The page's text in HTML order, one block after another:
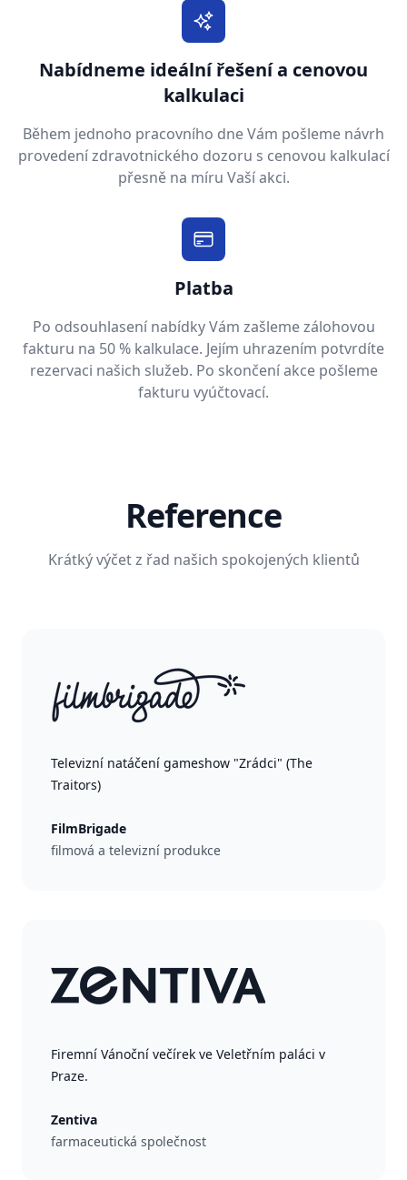
Nabídneme ideální řešení a cenovou
kalkulaci
Během jednoho pracovního dne Vám pošleme návrh
provedení zdravotnického dozoru s cenovou kalkulací
přesně na míru Vaší akci.
Platba
Po odsouhlasení nabídky Vám zašleme zálohovou
fakturu na 50 % kalkulace. Jejím uhrazením potvrdíte
rezervaci našich služeb. Po skončení akce pošleme
fakturu vyúčtovací.
Reference
Krátký výčet z řad našich spokojených klientů
Televizní natáčení gameshow "Zrádci" (The
Traitors)
FilmBrigade
filmová a televizní produkce
Firemní Vánoční večírek ve Veletřním paláci v
Praze.
Zentiva
farmaceutická společnost